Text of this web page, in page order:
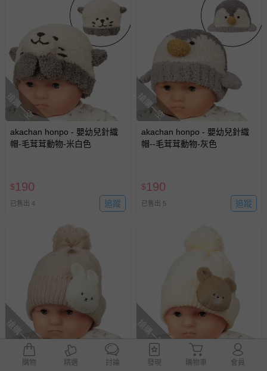
搶購一空
akachan honpo - 嬰幼兒針織
帽-毛茸茸動物-米白色
$190
已售出 4 追蹤
搶購一空
akachan honpo - 嬰幼兒針織
帽--毛茸茸動物-灰色
$190
已售出 5 追蹤
搶購一空
akachan honpo - 嬰幼兒針織
搶購一空
akachan honpo - 嬰幼兒針織
購物 精選 討論 發現 購物車 會員